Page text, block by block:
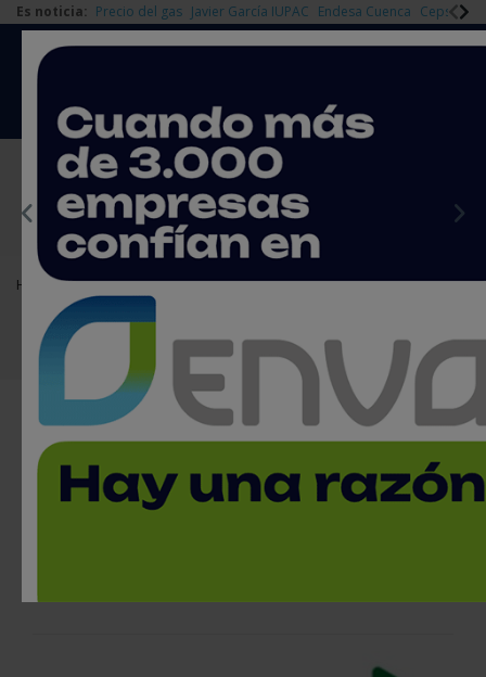
Es noticia: Precio del gas Javier García IUPAC Endesa Cuenca Cepsa
Redes Sociales Es noticia | Login empresas Registro
EMPRESAS PREMIUM
Home Agenda
Cursos y jornadas
Instalación y mantenimiento de equipos eléctricos ATEX
Instalación y mantenimiento
de equipos eléctricos ATEX